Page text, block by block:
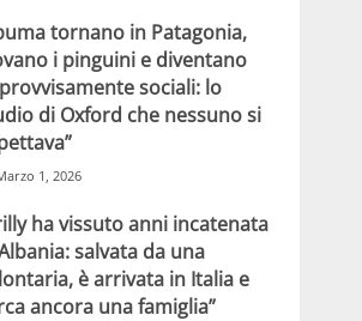
tornano in Patagonia,
i pinguini e diventano
sociali: lo
di Oxford che nessuno si
1, 2026
ha vissuto anni incatenata
salvata da una
è arrivata in Italia e
ancora una famiglia”